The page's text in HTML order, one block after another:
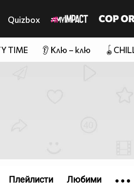
Quizbox
TIME 👂 Клю – клю
Плейлисти Любими